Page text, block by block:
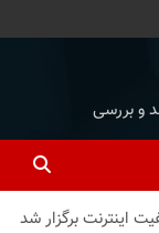
و بررسی
اینترنت برگزار شد